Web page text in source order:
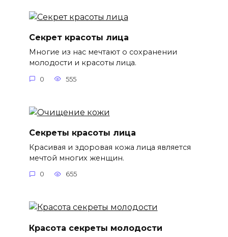
Секрет красоты лица
Многие из нас мечтают о сохранении
молодости и красоты лица.
0 555
Секреты красоты лица
Красивая и здоровая кожа лица является
мечтой многих женщин.
0 655
Красота секреты молодости